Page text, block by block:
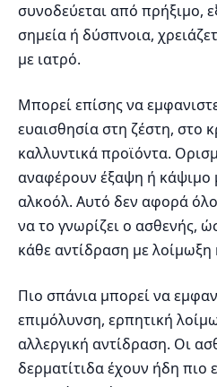
συνοδεύεται από πρήξιμο,
σημεία ή δύσπνοια,
με ιατρό.
Μπορεί επίσης να
ευαισθησία στη ζέστη, στο
καλλυντικά προϊόντα.
αναφέρουν έξαψη ή κάψιμο
αλκοόλ. Αυτό δεν αφορά
να το γνωρίζει ο ασθενής,
κάθε αντίδραση με λοίμωξη
Πιο σπάνια μπορεί να
επιμόλυνση, ερπητική
αλλεργική αντίδραση. Οι
δερματίτιδα έχουν ήδη πιο